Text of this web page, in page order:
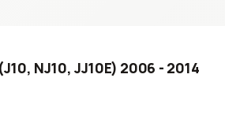
NJ10, JJ10E) 2006 - 2014